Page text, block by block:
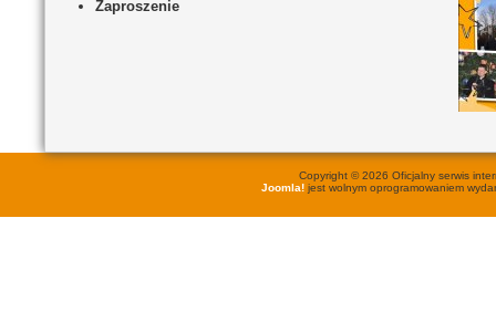
Zaproszenie
Copyright © 2026 Oficjalny serwis
Joomla!jest wolnym oprogramowaniem